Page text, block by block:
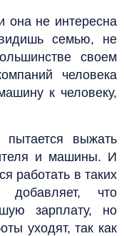
она не интересна
семью, не
своем
человека
к человеку,
пытается выжать
и машины. И
работать в таких
добавляет, что
зарплату, но
уходят, так как